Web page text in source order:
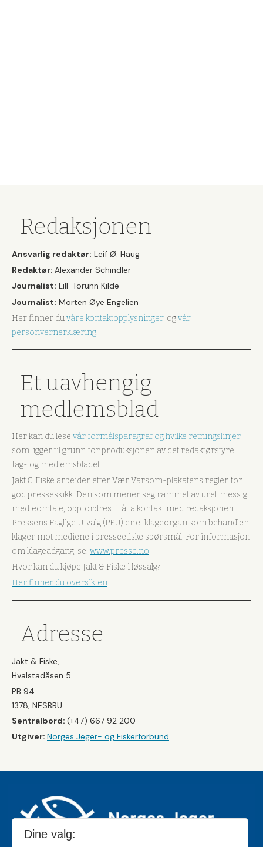
Redaksjonen
Ansvarlig redaktør: Leif Ø. Haug
Redaktør: Alexander Schindler
Journalist: Lill-Torunn Kilde
Journalist: Morten Øye Engelien
Her finner duvåre kontaktopplysninger, ogvår
personvernerklæring.
Et uavhengig
medlemsblad
Her kan du lese vår formålsparagraf og hvilke retningslinjer
som ligger til grunn for produksjonen av det redaktørstyre
fag- og medlemsbladet.
Jakt & Fiske arbeider etter Vær Varsom-plakatens regler for
god presseskikk. Den som mener seg rammet av urettmessig
medieomtale, oppfordres til å ta kontakt med redaksjonen.
Pressens Faglige Utvalg (PFU) er et klageorgan som behandler
klager mot mediene i presseetiske spørsmål. For informasjon
om klageadgang, se: www.presse.no
Hvor kan du kjøpe Jakt & Fiske i løssalg?
Her finner du oversikten
Adresse
Jakt & Fiske,
Hvalstadåsen 5
PB 94
1378, NESBRU
Sentralbord: (+47) 667 92 200
Utgiver: Norges Jeger- og Fiskerforbund
Dine valg: